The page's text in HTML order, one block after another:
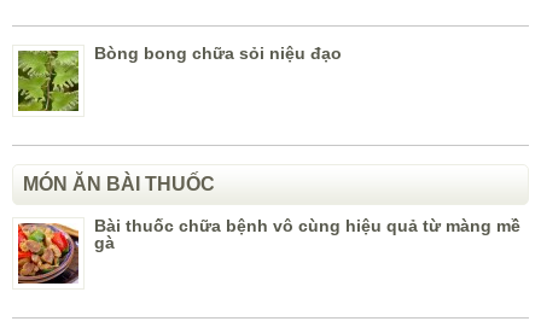
Bòng bong chữa sỏi niệu đạo
MÓN ĂN BÀI THUỐC
Bài thuốc chữa bệnh vô cùng hiệu quả từ màng mề
gà